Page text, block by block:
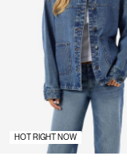
HOT RIGHT NOW